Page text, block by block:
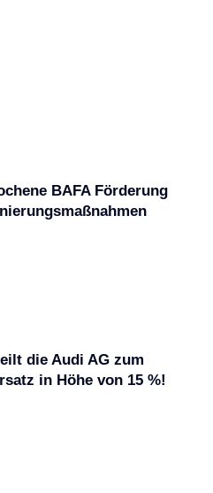
BAFA Förderung
die Audi AG zum
in Höhe von 15 %!